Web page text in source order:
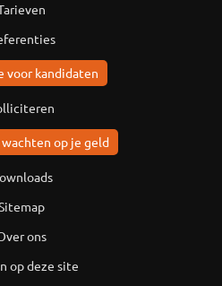
voor kandidaten
op je geld
ons
op deze site